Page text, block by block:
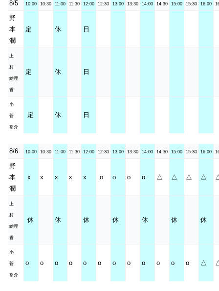
8/5 10:00 10:30 11:00 11:30 12:00 12:30 13:00 13:30 14:00 14:30 15:00 15:30 16:00
野
本
潤
定 休 日
上
村
絵理
香
定 休 日
小
菅
裕介
定 休 日
8/6 10:00 10:30 11:00 11:30 12:00 12:30 13:00 13:30 14:00 14:30 15:00 15:30 16:00
野
本
潤
x x x x x o o o o △ △ △ △
上
村
絵理
香
休 休 休 休 休 休 休
小
菅
裕介
o o o o o o o o o o o o △